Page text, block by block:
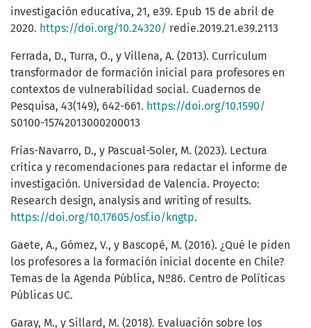
investigación educativa, 21, e39. Epub 15 de abril de
2020. https://doi.org/10.24320/ redie.2019.21.e39.2113
Ferrada, D., Turra, O., y Villena, A. (2013). Currículum
transformador de formación inicial para profesores en
contextos de vulnerabilidad social. Cuadernos de
Pesquisa, 43(149), 642-661. https://doi.org/10.1590/
S0100-15742013000200013
Frías-Navarro, D., y Pascual-Soler, M. (2023). Lectura
crítica y recomendaciones para redactar el informe de
investigación. Universidad de Valencia. Proyecto:
Research design, analysis and writing of results.
https://doi.org/10.17605/osf.io/kngtp.
Gaete, A., Gómez, V., y Bascopé, M. (2016). ¿Qué le piden
los profesores a la formación inicial docente en Chile?
Temas de la Agenda Pública, Nº86. Centro de Políticas
Públicas UC.
Garay, M., y Sillard, M. (2018). Evaluación sobre los